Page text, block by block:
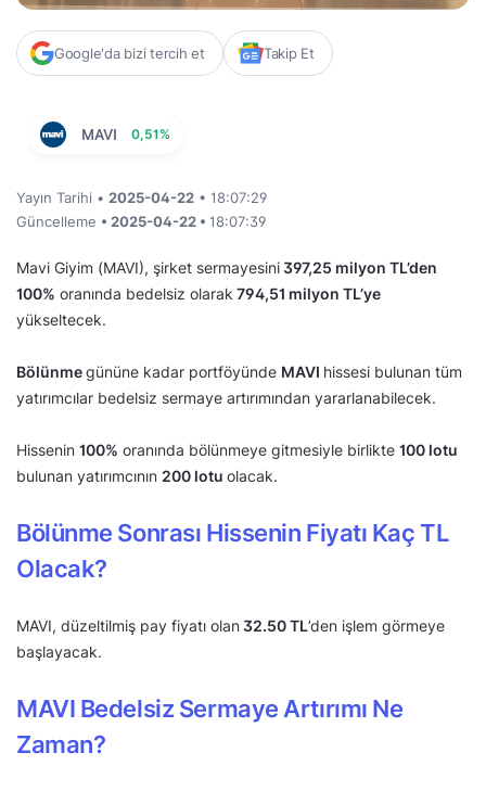
Google'da bizi tercih et Takip Et
MAVI 0,51%
Yayın Tarihi • 2025-04-22 • 18:07:29
Güncelleme • 2025-04-22 • 18:07:39
Mavi Giyim (MAVI), şirket sermayesini397,25 milyon TL’den
100% oranında bedelsiz olarak 794,51 milyon TL’ye
yükseltecek.
Bölünmegününe kadar portföyünde MAVI hissesi bulunan tüm
yatırımcılar bedelsiz sermaye artırımından yararlanabilecek.
Hissenin 100% oranında bölünmeye gitmesiyle birlikte 100 lotu
bulunan yatırımcının 200 lotu olacak.
Bölünme Sonrası Hissenin Fiyatı Kaç TL
Olacak?
MAVI, düzeltilmiş pay fiyatı olan32.50 TL’den işlem görmeye
başlayacak.
MAVI Bedelsiz Sermaye Artırımı Ne
Zaman?